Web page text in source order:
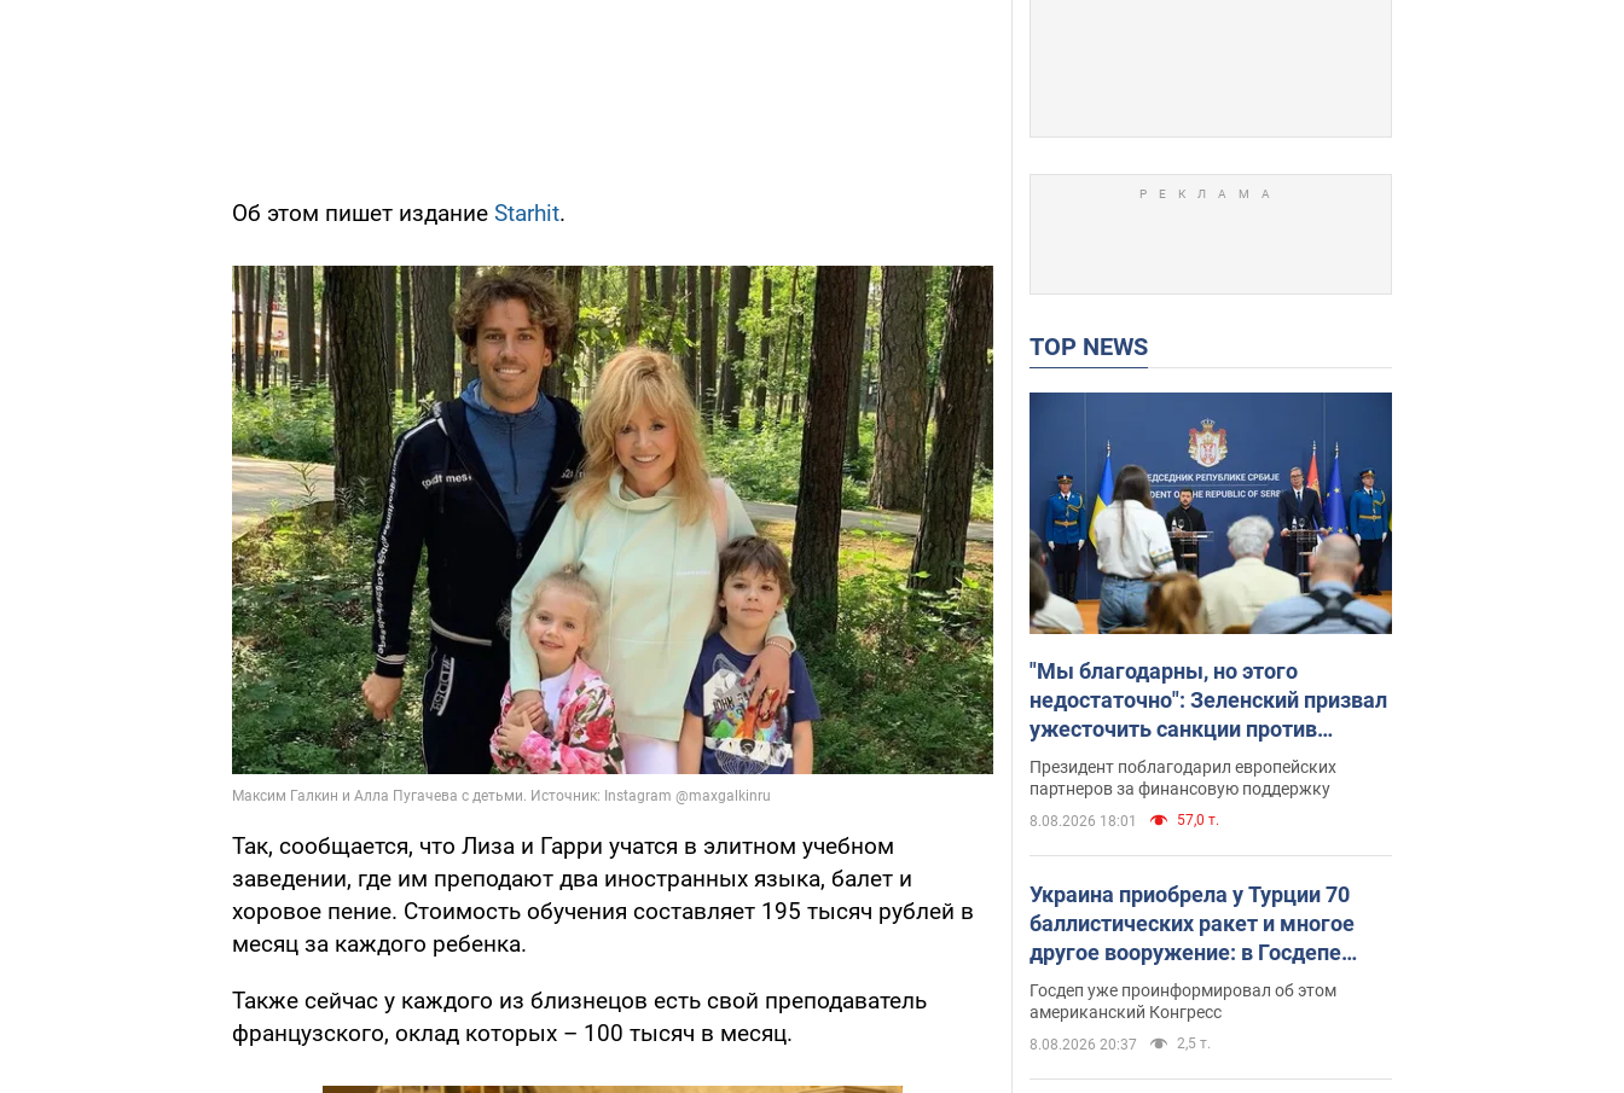
Об этом пишет издание Starhit.
Так, сообщается, что Лиза и Гарри учатся в элитном учебном
заведении, где им преподают два иностранных языка, балет и
хоровое пение. Стоимость обучения составляет 195 тысяч рублей в
месяц за каждого ребенка.
Также сейчас у каждого из близнецов есть свой преподаватель
французского, оклад которых – 100 тысяч в месяц.
TOP NEWS
"Мы благодарны, но этого
недостаточно": Зеленский призвал
ужесточить санкции против
России
Президент поблагодарил европейских
партнеров за финансовую поддержку
8.08.2026 18:01 57,0 т.
Украина приобрела у Турции 70
баллистических ракет и многое
другое вооружение: в Госдепе
США обнародовали список
Госдеп уже проинформировал об этом
американский Конгресс
8.08.2026 20:37 2,5 т.